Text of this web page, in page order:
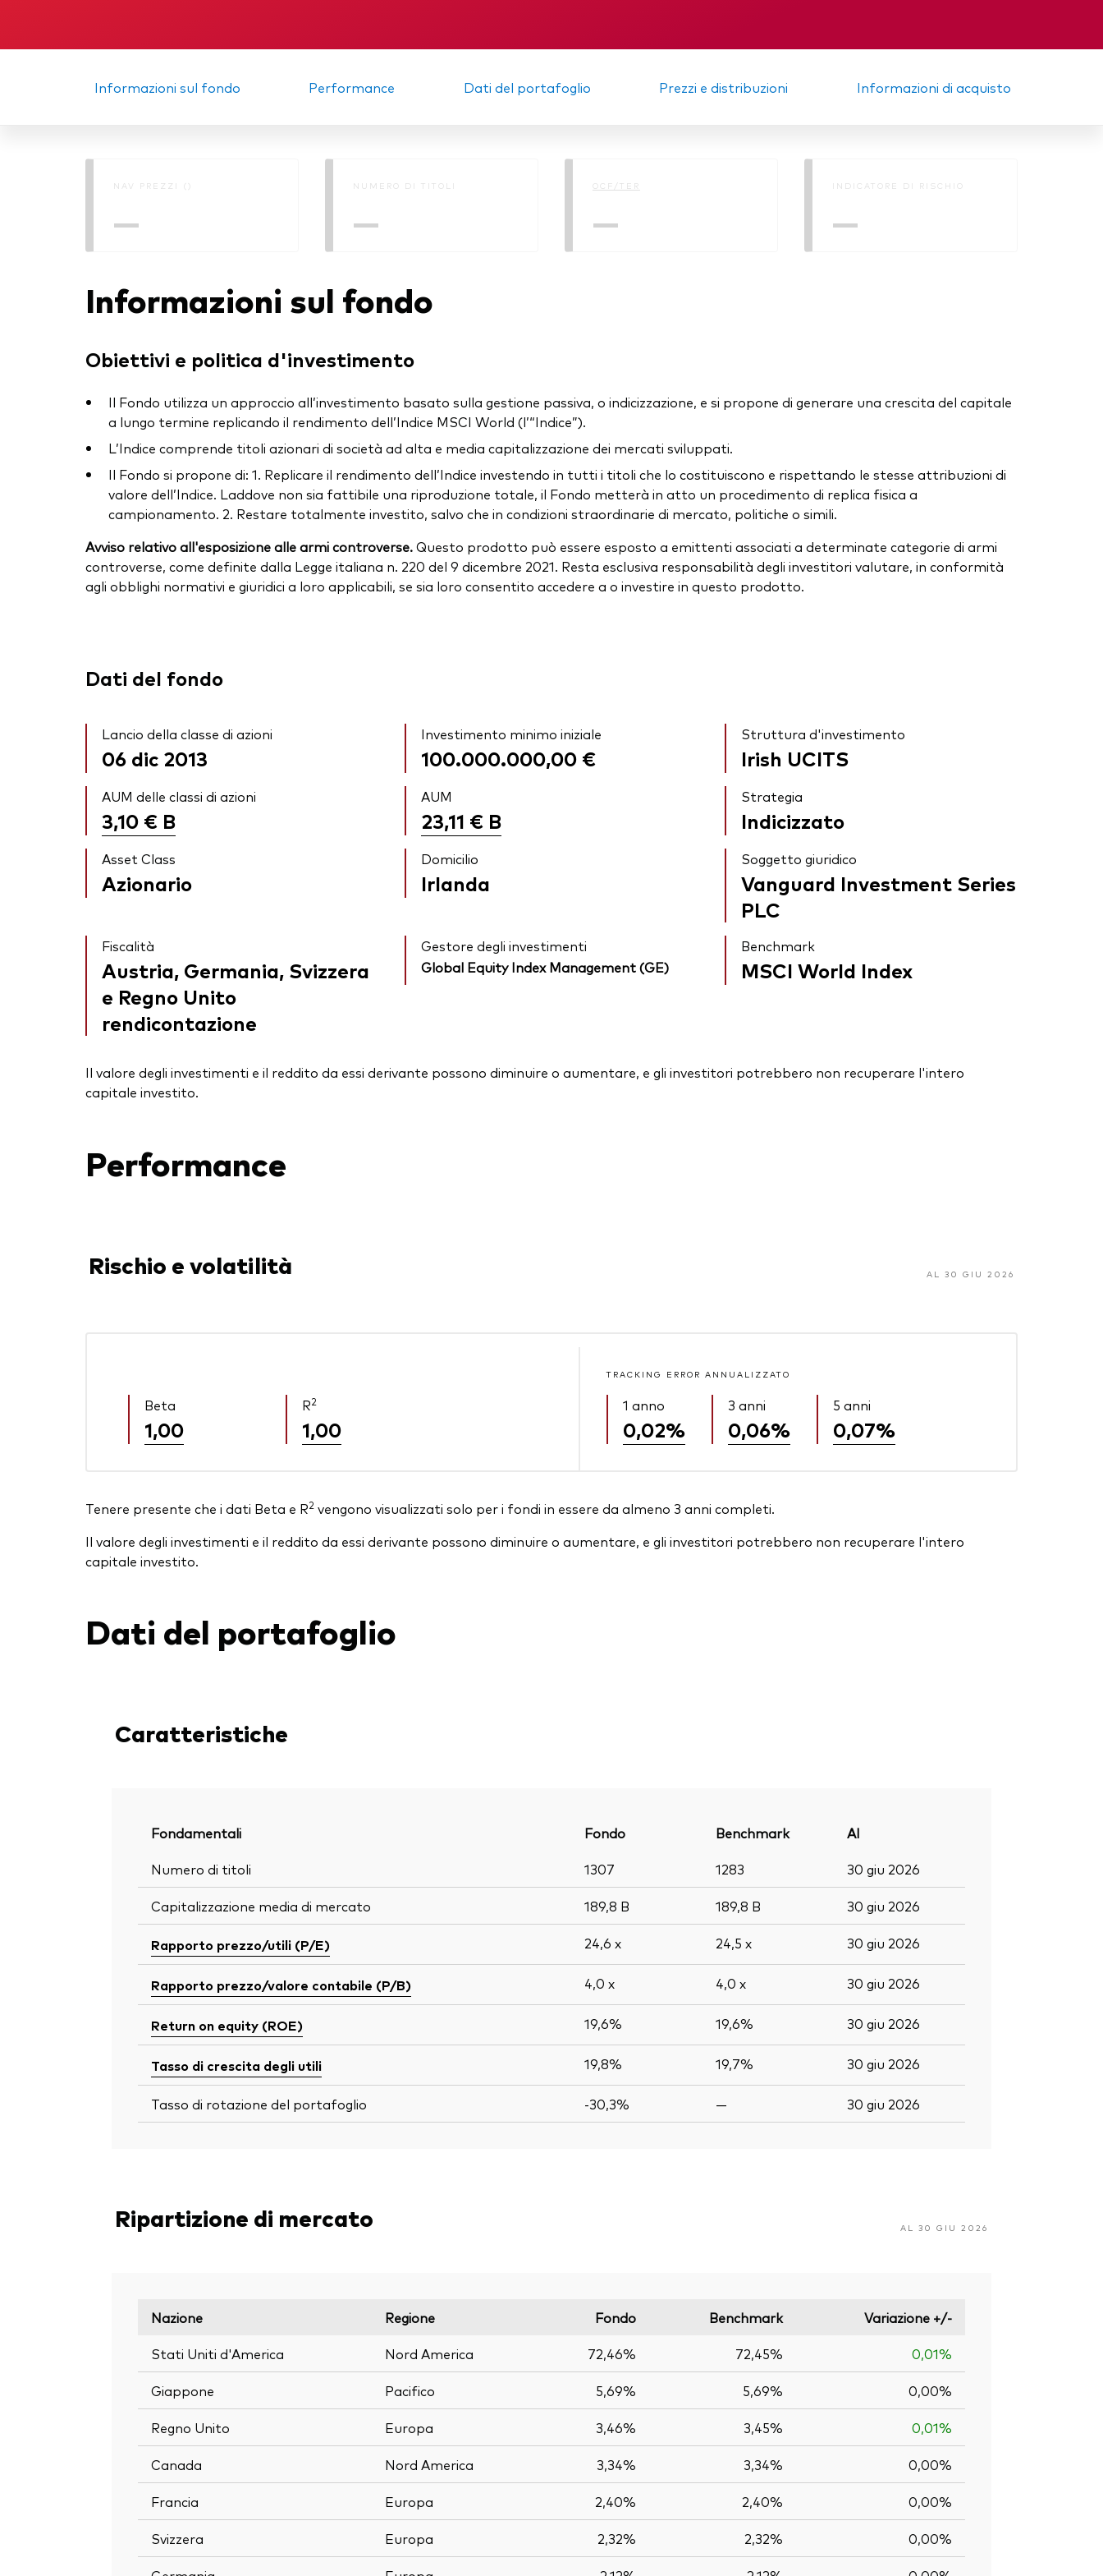
Mercato monetario
Informazioni sul fondo Performance Dati del portafoglio Prezzi e distribuzioni Informazioni di acquisto
NAV PREZZI ()
—
NUMERO DI TITOLI
—
OCF/TER
—
INDICATORE DI RISCHIO
—
Informazioni sul fondo
Obiettivi e politica d'investimento
Il Fondo utilizza un approccio all’investimento basato sulla gestione passiva, o indicizzazione, e si propone di generare una crescita del capitale
a lungo termine replicando il rendimento dell’Indice MSCI World (l’“Indice”).
L’Indice comprende titoli azionari di società ad alta e media capitalizzazione dei mercati sviluppati.
Il Fondo si propone di: 1. Replicare il rendimento dell’Indice investendo in tutti i titoli che lo costituiscono e rispettando le stesse attribuzioni di
valore dell’Indice. Laddove non sia fattibile una riproduzione totale, il Fondo metterà in atto un procedimento di replica fisica a
campionamento. 2. Restare totalmente investito, salvo che in condizioni straordinarie di mercato, politiche o simili.
Avviso relativo all'esposizione alle armi controverse.Questo prodotto può essere esposto a emittenti associati a determinate categorie di armi
controverse, come definite dalla Legge italiana n. 220 del 9 dicembre 2021. Resta esclusiva responsabilità degli investitori valutare, in conformità
agli obblighi normativi e giuridici a loro applicabili, se sia loro consentito accedere a o investire in questo prodotto.
Dati del fondo
Lancio della classe di azioni
06 dic 2013
Investimento minimo iniziale
100.000.000,00 €
Struttura d'investimento
Irish UCITS
AUM delle classi di azioni
3,10 € B
AUM
23,11 € B
Strategia
Indicizzato
Asset Class
Azionario
Domicilio
Irlanda
Soggetto giuridico
Vanguard Investment Series
PLC
Fiscalità
Austria, Germania, Svizzera
e Regno Unito
rendicontazione
Gestore degli investimenti
Global Equity Index Management (GE)
Benchmark
MSCI World Index
Il valore degli investimenti e il reddito da essi derivante possono diminuire o aumentare, e gli investitori potrebbero non recuperare l'intero
capitale investito.
Performance
Rischio e volatilità AL 30 GIU 2026
Beta
1,00
R2
1,00
TRACKING ERROR ANNUALIZZATO
1 anno
0,02%
3 anni
0,06%
5 anni
0,07%
Tenere presente che i dati Beta e R2 vengono visualizzati solo per i fondi in essere da almeno 3 anni completi.
Il valore degli investimenti e il reddito da essi derivante possono diminuire o aumentare, e gli investitori potrebbero non recuperare l'intero
capitale investito.
Dati del portafoglio
Caratteristiche
Fondamentali Fondo Benchmark
Al
Numero di titoli
1307 1283 30 giu 2026
Capitalizzazione media di mercato 189,8 B 189,8 B 30 giu 2026
Rapporto prezzo/utili (P/E) 24,6 x 24,5 x 30 giu 2026
Rapporto prezzo/valore contabile (P/B) 4,0 x 4,0 x 30 giu 2026
Return on equity (ROE) 19,6% 19,6% 30 giu 2026
Tasso di crescita degli utili 19,8% 19,7% 30 giu 2026
Tasso di rotazione del portafoglio -30,3% — 30 giu 2026
Ripartizione di mercato AL 30 GIU 2026
Nazione Regione Fondo Benchmark
Variazione +/-
Stati Uniti d'America
Nord America 72,46% 72,45% 0,01%
Giappone Pacifico 5,69% 5,69% 0,00%
Regno Unito Europa 3,46% 3,45% 0,01%
Canada Nord America 3,34% 3,34% 0,00%
Francia Europa 2,40% 2,40% 0,00%
Svizzera Europa 2,32% 2,32% 0,00%